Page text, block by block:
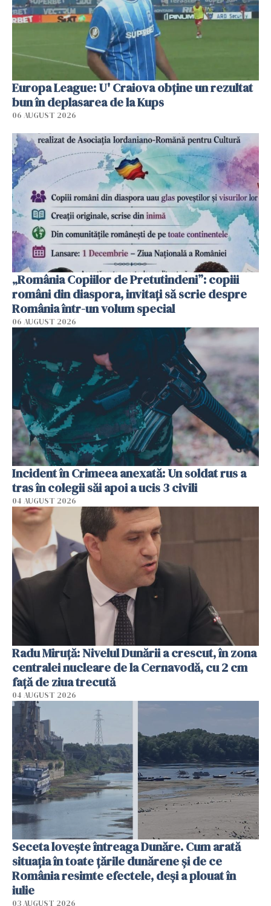
Europa League: U' Craiova obține un rezultat
bun în deplasarea de la Kups
06 AUGUST 2026
„România Copiilor de Pretutindeni”: copiii
români din diaspora, invitați să scrie despre
România într-un volum special
06 AUGUST 2026
Incident în Crimeea anexată: Un soldat rus a
tras în colegii săi apoi a ucis 3 civili
04 AUGUST 2026
Radu Miruţă: Nivelul Dunării a crescut, în zona
centralei nucleare de la Cernavodă, cu 2 cm
faţă de ziua trecută
04 AUGUST 2026
Seceta lovește întreaga Dunăre. Cum arată
situația în toate țările dunărene și de ce
România resimte efectele, deși a plouat în
iulie
03 AUGUST 2026